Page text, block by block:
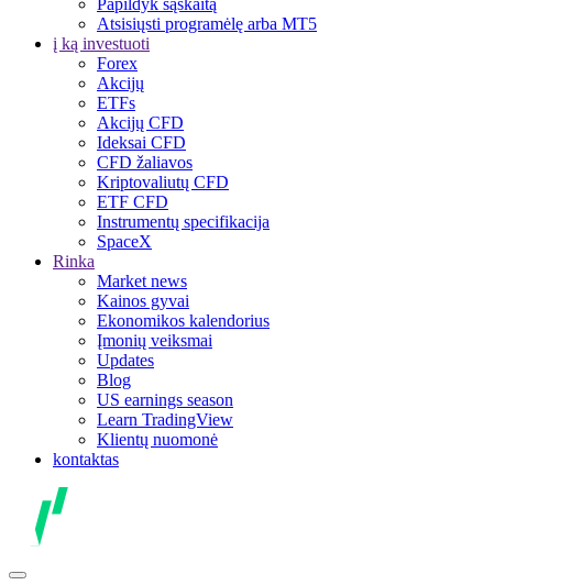
Atsisiųsti programėlę arba MT5
į ką investuoti
Forex
Akcijų
ETFs
Akcijų CFD
Ideksai CFD
CFD žaliavos
Kriptovaliutų CFD
ETF CFD
Instrumentų specifikacija
SpaceX
Rinka
Market news
Kainos gyvai
Ekonomikos kalendorius
Įmonių veiksmai
Updates
Blog
US earnings season
Learn TradingView
Klientų nuomonė
kontaktas